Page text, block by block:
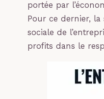
portée par
Pour ce dernier,
sociale de
profits dans le